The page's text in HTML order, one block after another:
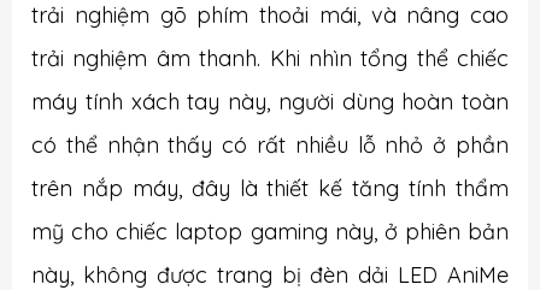
trải nghiệm gõ phím thoải mái, và nâng cao
trải nghiệm âm thanh. Khi nhìn tổng thể chiếc
máy tính xách tay này, người dùng hoàn toàn
có thể nhận thấy có rất nhiều lỗ nhỏ ở phần
trên nắp máy, đây là thiết kế tăng tính thẩm
mỹ cho chiếc laptop gaming này, ở phiên bản
này, không được trang bị đèn dải LED AniMe